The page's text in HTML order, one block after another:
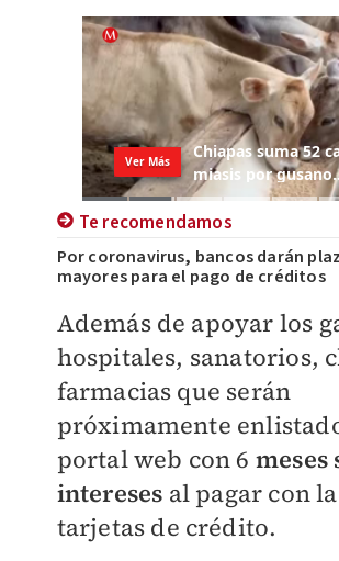
Te recomendamos
Por coronavirus, bancos darán
mayores para el pago de créditos
Además de apoyar los
hospitales, sanatorios,
farmacias que serán
próximamente
portal web con 6 meses
intereses al pagar con
tarjetas de crédito.